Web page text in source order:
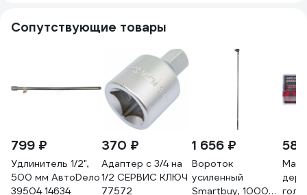
Сопутствующие товары
799 ₽
Удлинитель 1/2",
500 мм АвтоDело
39504 14634
370 ₽
Адаптер с 3/4 на
1/2 СЕРВИС КЛЮЧ
77572
1 656 ₽
Вороток
усиленный
Smartbuy, 1000